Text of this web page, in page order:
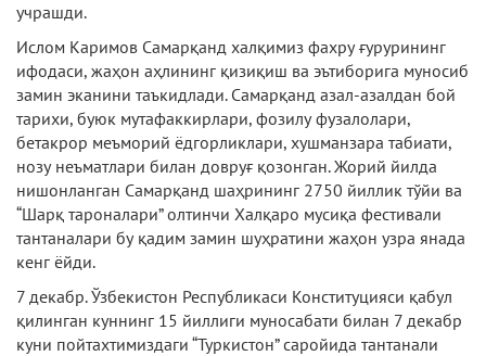
учрашди.
Ислом Каримов Самарқанд халқимиз фахру ғурурининг
ифодаси, жаҳон аҳлининг қизиқиш ва эътиборига муносиб
замин эканини таъкидлади. Самарқанд азал-азалдан бой
тарихи, буюк мутафаккирлари, фозилу фузалолари,
бетакрор меъморий ёдгорликлари, хушманзара табиати,
нозу неъматлари билан довруғ қозонган. Жорий йилда
нишонланган Самарқанд шаҳрининг 2750 йиллик тўйи ва
“Шарқ тароналари” олтинчи Халқаро мусиқа фестивали
тантаналари бу қадим замин шуҳратини жаҳон узра янада
кенг ёйди.
7 декабр. Ўзбекистон Республикаси Конституцияси қабул
қилинган куннинг 15 йиллиги муносабати билан 7 декабр
куни пойтахтимиздаги “Туркистон” саройида тантанали